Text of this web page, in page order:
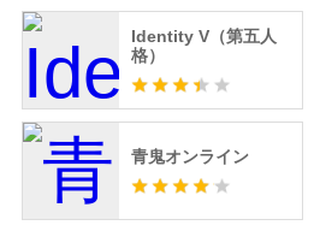
Identity V（第五人
格）
青鬼オンライン